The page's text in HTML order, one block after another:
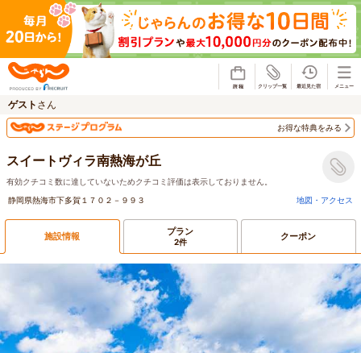
ゲスト さん
お得な特典をみる
スイートヴィラ南熱海が丘
有効クチコミ数に達していないためクチコミ評価は表示しておりません。
静岡県熱海市下多賀１７０２－９９３
地図・アクセス
施設情報 プラン
2件 クーポン